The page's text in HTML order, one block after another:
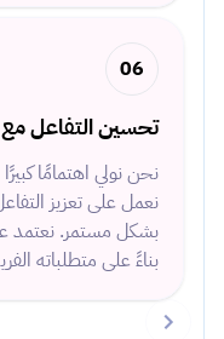
06
تحسين التفاعل مع
نحن نولي اهتمامًا
نعمل على تعزيز
بشكل مستمر. نعتمد
بناءً على متطلباته